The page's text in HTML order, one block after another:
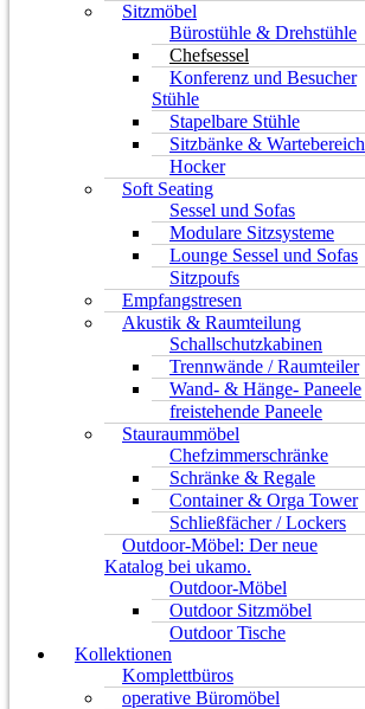
Sitzmöbel
Bürostühle & Drehstühle
Chefsessel
Konferenz und Besucher
Stühle
Stapelbare Stühle
Sitzbänke & Wartebereich
Hocker
Soft Seating
Sessel und Sofas
Modulare Sitzsysteme
Lounge Sessel und Sofas
Sitzpoufs
Empfangstresen
Akustik & Raumteilung
Schallschutzkabinen
Trennwände / Raumteiler
Wand- & Hänge- Paneele
freistehende Paneele
Stauraummöbel
Chefzimmerschränke
Schränke & Regale
Container & Orga Tower
Schließfächer / Lockers
Outdoor-Möbel: Der neue
Katalog bei ukamo.
Outdoor-Möbel
Outdoor Sitzmöbel
Outdoor Tische
Kollektionen
Komplettbüros
operative Büromöbel